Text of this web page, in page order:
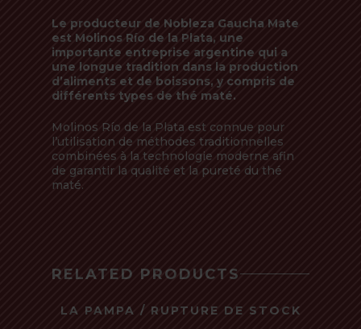
Le producteur de Nobleza Gaucha Mate
est Molinos Río de la Plata, une
importante entreprise argentine qui a
une longue tradition dans la production
d’aliments et de boissons, y compris de
différents types de thé maté.
Molinos Río de la Plata est connue pour
l’utilisation de méthodes traditionnelles
combinées à la technologie moderne afin
de garantir la qualité et la pureté du thé
maté.
RELATED PRODUCTS
LA PAMPA / RUPTURE DE STOCK